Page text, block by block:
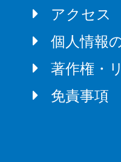
アクセス
個人情報
著作権・
免責事項